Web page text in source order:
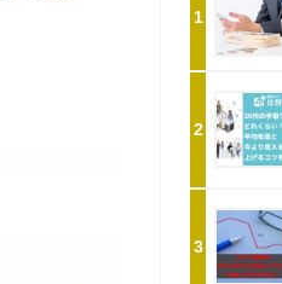
1
2
3